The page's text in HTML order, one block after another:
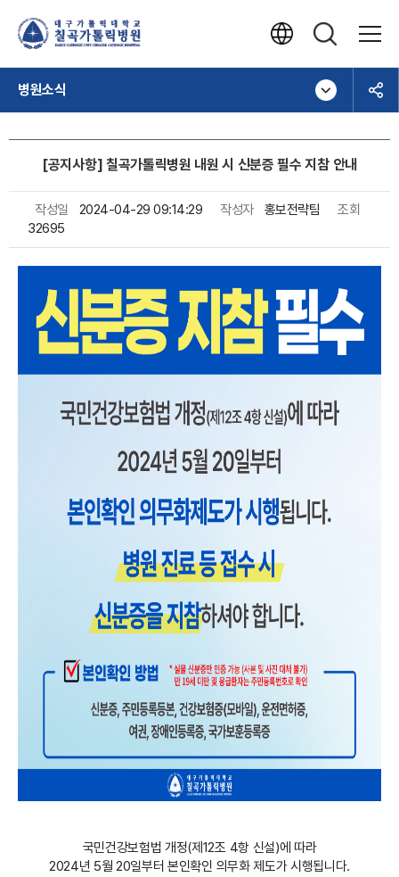
병원소식
[공지사항] 칠곡가톨릭병원 내원 시 신분증 필수 지참 안내
작성일 2024-04-29 09:14:29 작성자 홍보전략팀
조회
32695
국민건강보험법 개정(제12조 4항 신설)에 따라
2024년 5월 20일부터 본인확인 의무화 제도가 시행됩니다.